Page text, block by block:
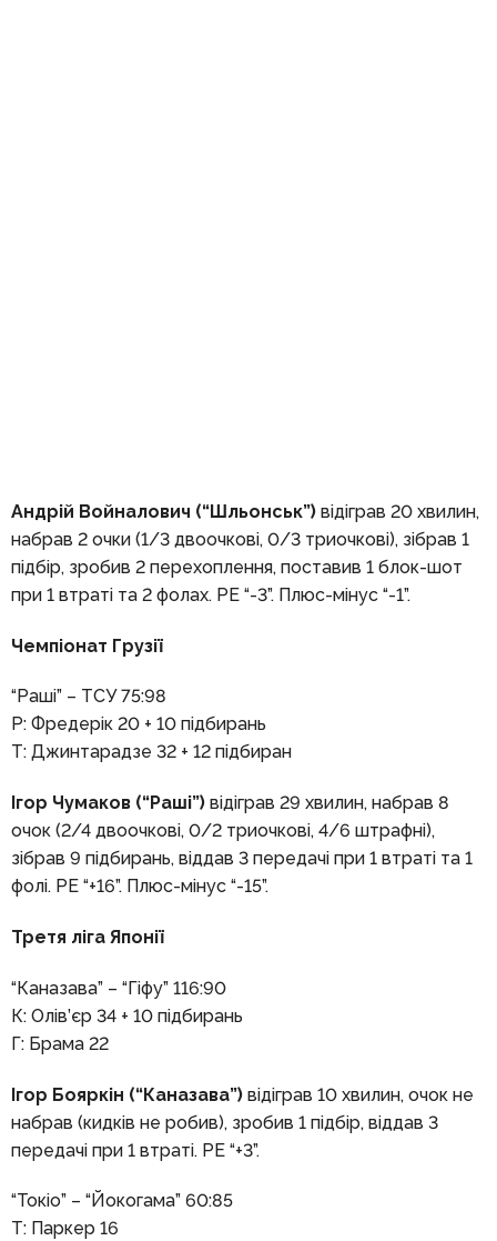
Андрій Войналович (“Шльонськ”)відіграв 20 хвилин,
набрав 2 очки (1/3 двоочкові, 0/3 триочкові), зібрав 1
підбір, зробив 2 перехоплення, поставив 1 блок-шот
при 1 втраті та 2 фолах. РЕ “-3”. Плюс-мінус “-1”.
Чемпіонат Грузії
“Раші” – ТСУ 75:98
Р: Фредерік 20 + 10 підбирань
Т: Джинтарадзе 32 + 12 підбиран
Ігор Чумаков (“Раші”)відіграв 29 хвилин, набрав 8
очок (2/4 двоочкові, 0/2 триочкові, 4/6 штрафні),
зібрав 9 підбирань, віддав 3 передачі при 1 втраті та 1
фолі. РЕ “+16”. Плюс-мінус “-15”.
Третя ліга Японії
“Каназава” – “Гіфу” 116:90
К: Олів’єр 34 + 10 підбирань
Г: Брама 22
Ігор Бояркін (“Каназава”)відіграв 10 хвилин, очок не
набрав (кидків не робив), зробив 1 підбір, віддав 3
передачі при 1 втраті. РЕ “+3”.
“Токіо” – “Йокогама” 60:85
Т: Паркер 16